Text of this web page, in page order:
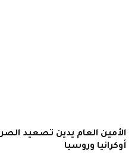
الأمين العام يدين تصعيد
أوكرانيا وروسيا